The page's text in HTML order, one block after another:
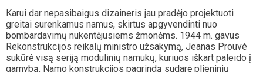
Karui dar nepasibaigus dizaineris jau pradėjo projektuoti
greitai surenkamus namus, skirtus apgyvendinti nuo
bombardavimų nukentėjusiems žmonėms. 1944 m. gavus
Rekonstrukcijos reikalų ministro užsakymą, Jeanas Prouvé
sukūrė visą seriją modulinių namukų, kuriuos iškart paleido į
gamybą. Namo konstrukcijos pagrindą sudarė plieninių